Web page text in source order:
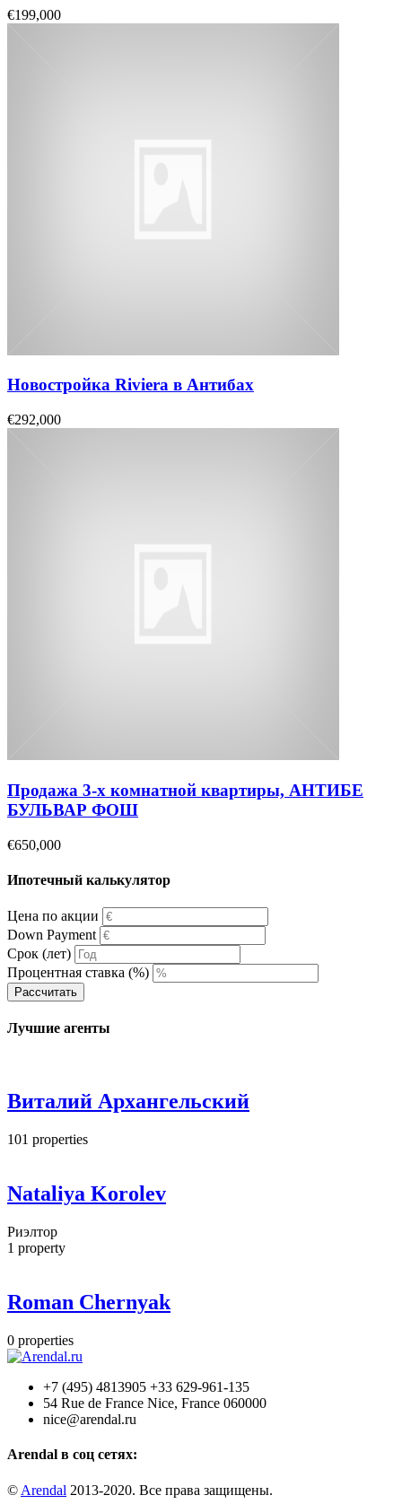
€199,000
Новостройка Riviera в Антибах
€292,000
Продажа 3-х комнатной квартиры, АНТИБЕ
БУЛЬВАР ФОШ
€650,000
Ипотечный калькулятор
Цена по акции
Down Payment
Срок (лет)
Процентная ставка (%)
Рассчитать
Лучшие агенты
Виталий Архангельский
101 properties
Nataliya Korolev
Риэлтор
1 property
Roman Chernyak
0 properties
+7 (495) 4813905 +33 629-961-135
54 Rue de France Nice, France 060000
nice@arendal.ru
Arendal в соц сетях:
© Arendal 2013-2020. Все права защищены.